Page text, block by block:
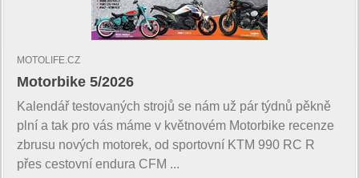
MOTOLIFE.CZ
Motorbike 5/2026
Kalendář testovaných strojů se nám už pár týdnů pěkně
plní a tak pro vás máme v květnovém Motorbike recenze
zbrusu nových motorek, od sportovní KTM 990 RC R
přes cestovní endura CFM ...